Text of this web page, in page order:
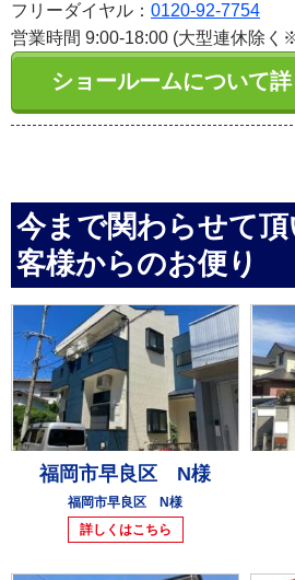
フリーダイヤル： 0120-92-7754
営業時間 9:00-18:00 (大型連休除く
ショールームについて
今まで関わらせて
客様からのお便り
福岡市早良区 N様
福岡市早良区 N様
詳しくはこちら